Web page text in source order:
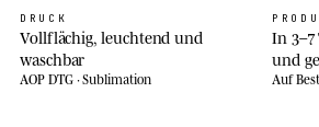
DRUCK
Vollflächig, leuchtend und
waschbar
AOP DTG · Sublimation
In 3–7
und
Auf